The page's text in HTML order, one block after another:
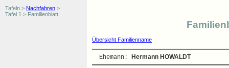
Tafeln > Nachfahren >
Tafel 1 > Familienblatt
Übersicht Familienname
  Ehemann:
Hermann HOWALDT